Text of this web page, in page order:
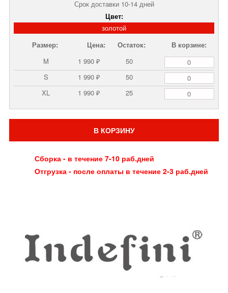
Срок доставки 10-14 дней
Цвет:
золотой
Размер:
Цена: Остаток:
В корзине:
M
1 990 ₽
50
S
1 990 ₽
50
XL
1 990 ₽ 25
В КОРЗИНУ
Сборка - в течение 7-10 раб.дней
Отгрузка - после оплаты в течение 2-3 раб.дней